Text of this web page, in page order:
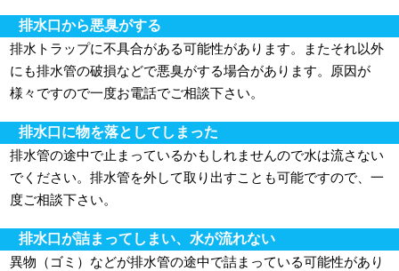
排水口から悪臭がする
排水トラップに不具合がある可能性があります。またそれ以外
にも排水管の破損などで悪臭がする場合があります。原因が
様々ですので一度お電話でご相談下さい。
排水口に物を落としてしまった
排水管の途中で止まっているかもしれませんので水は流さない
でください。排水管を外して取り出すことも可能ですので、一
度ご相談下さい。
排水口が詰まってしまい、水が流れない
異物（ゴミ）などが排水管の途中で詰まっている可能性があり